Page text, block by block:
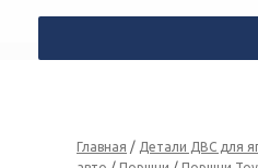
Главная / Детали ДВС для